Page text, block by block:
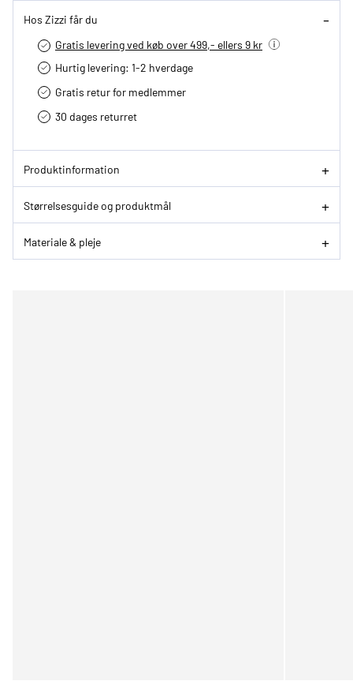
Hos Zizzi får du
Gratis levering ved køb over 499,- ellers 9 kr
Hurtig levering­: 1-2 hverdage
Gratis retur for medlemmer
30 dages returret
Produktinformation
Størrelsesguide og produktmål
Materiale & pleje